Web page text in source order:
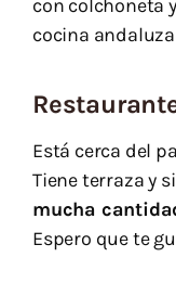
con colchoneta
cocina
Está cerca del
Tiene terraza y
mucha
Espero que te